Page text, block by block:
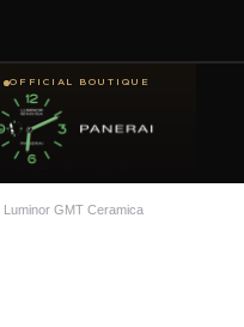
OFFICIAL BOUTIQUE
Luminor GMT Ceramica